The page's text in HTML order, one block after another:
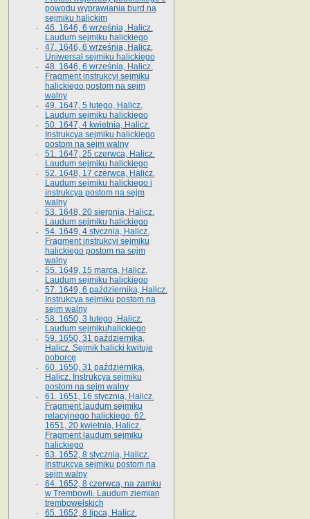
powodu wyprawiania burd na
sejmiku halickim
46. 1646, 6 września, Halicz.
Laudum sejmiku halickiego
47. 1646, 6 września, Halicz.
Uniwersał sejmiku halickiego
48. 1646, 6 września, Halicz.
Fragment instrukcyi sejmiku
halickiego postom na sejm
walny
49. 1647, 5 lutego, Halicz.
Laudum sejmiku halickiego
50. 1647, 4 kwietnia, Halicz.
Instrukcya sejmiku halickiego
postom na sejm walny
51. 1647, 25 czerwca, Halicz.
Laudum sejmiku halickiego
52. 1648, 17 czerwca, Halicz.
Laudum sejmiku halickiego i
instrukcya postom na sejm
walny
53. 1648, 20 sierpnia, Halicz.
Laudum sejmiku halickiego
54. 1649, 4 stycznia, Halicz.
Fragment instrukcyi sejmiku
halickiego postom na sejm
walny
55. 1649, 15 marca, Halicz.
Laudum sejmiku halickiego
57. 1649, 6 października, Halicz.
Instrukcya sejmiku postom na
sejm walny
58. 1650, 3 lutego, Halicz.
Laudum sejmikuhalickiego
59. 1650, 31 października,
Halicz. Sejmik halicki kwituje
poborcę
60. 1650, 31 października,
Halicz. Instrukcya sejmiku
postom na sejm walny
61. 1651, 16 stycznia, Halicz.
Fragment laudum sejmiku
relacyjnego halickiego. 62.
1651, 20 kwietnia, Halicz.
Fragment laudum sejmiku
halickiego
63. 1652, 8 stycznia, Halicz.
Instrukcya sejmiku postom na
sejm walny
64. 1652, 8 czerwca, na zamku
w Trembowli. Laudum ziemian
trembowelskich
65. 1652, 8 lipca, Halicz.